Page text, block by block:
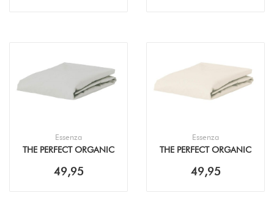
Essenza
THE PERFECT ORGANIC
HOESLAKEN
49,95
Essenza
THE PERFECT ORGANIC
HOESLAKEN
49,95